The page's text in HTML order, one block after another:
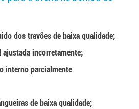
dos travões de baixa qualidade;
ajustada incorretamente;
interno parcialmente
de baixa qualidade;